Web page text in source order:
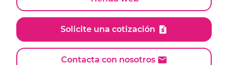
Solicite una cotización
Contacta con nosotros